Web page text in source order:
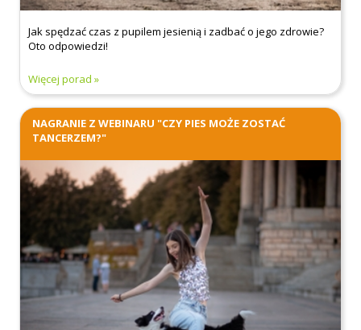
Jak spędzać czas z pupilem jesienią i zadbać o jego zdrowie?
Oto odpowiedzi!
Więcej porad
NAGRANIE Z WEBINARU "CZY PIES MOŻE ZOSTAĆ
TANCERZEM?"